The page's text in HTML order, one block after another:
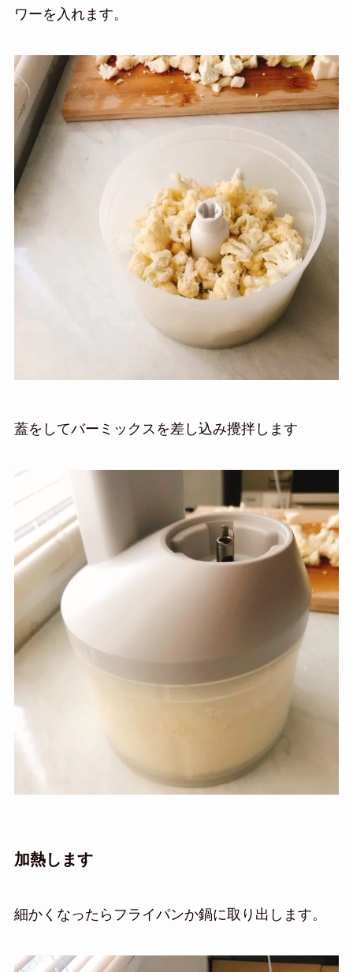
ワーを入れます。
蓋をしてバーミックスを差し込み攪拌します
加熱します
細かくなったらフライパンか鍋に取り出します。